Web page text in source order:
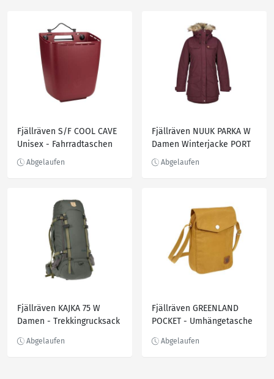
Fjällräven S/F COOL CAVE
Unisex - Fahrradtaschen
Fjällräven NUUK PARKA W
Damen Winterjacke PORT
Fjällräven KAJKA 75 W
Damen - Trekkingrucksack
Fjällräven GREENLAND
POCKET - Umhängetasche